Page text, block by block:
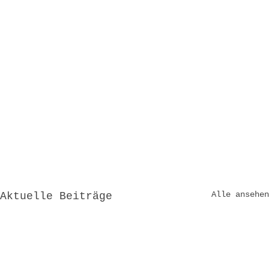
Aktuelle Beiträge Alle ansehen